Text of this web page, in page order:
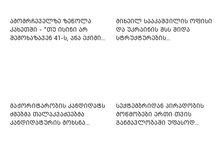
ამომრჩეველზე ზეწოლა
კახეთში - "თუ ისინი არ
შემოხაზავენ 41-ს, ანა ექიმის
მიხეილ სააკაშვილის ოფისი
და უკრაინის შსს შიდა
სტრუქტურების
მაჟორიტარობის კანდიდატს
ძმებმა თალაკვაძეებმა
კანდიდატურის მოხსნა
სექტემბრიდან პირადობის
მოწმობები ერთი თვის
განმავლობაში უფასოდ